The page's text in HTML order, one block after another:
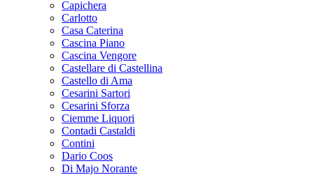
Capichera
Carlotto
Casa Caterina
Cascina Piano
Cascina Vengore
Castellare di Castellina
Castello di Ama
Cesarini Sartori
Cesarini Sforza
Ciemme Liquori
Contadi Castaldi
Contini
Dario Coos
Di Majo Norante